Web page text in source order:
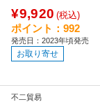
¥9,920 (税込)
ポイント：992
発売日：2023年頃発売
お取り寄せ
不二貿易